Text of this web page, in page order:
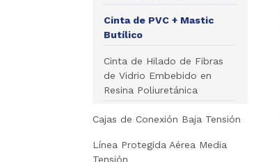
Cinta de PVC + Mastic
Butílico
Cinta de Hilado de Fibras
de Vidrio Embebido en
Resina Poliuretánica
Cajas de Conexión Baja Tensión
Línea Protegida Aérea Media
Tensión